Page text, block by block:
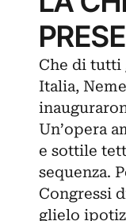
Che di tutti
Italia,
Un’opera
e sottile
sequenza.
Congressi
glielo